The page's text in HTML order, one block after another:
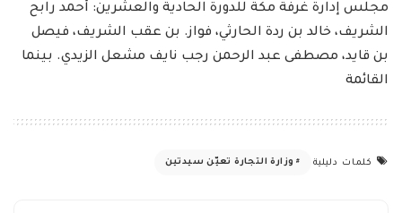
مجلس إدارة غرفة مكة للدورة الحادية والعشرين: أحمد رابح
الشريف، خالد بن ردة الحارثي، فواز. بن عقب الشريف، فيصل
بن قايد، مصطفى عبد الرحمن رجب نايف مشعل الزيدي. بينما
القائمة
كلمات دليلية وزارة التجارة تعيّن سيدتين